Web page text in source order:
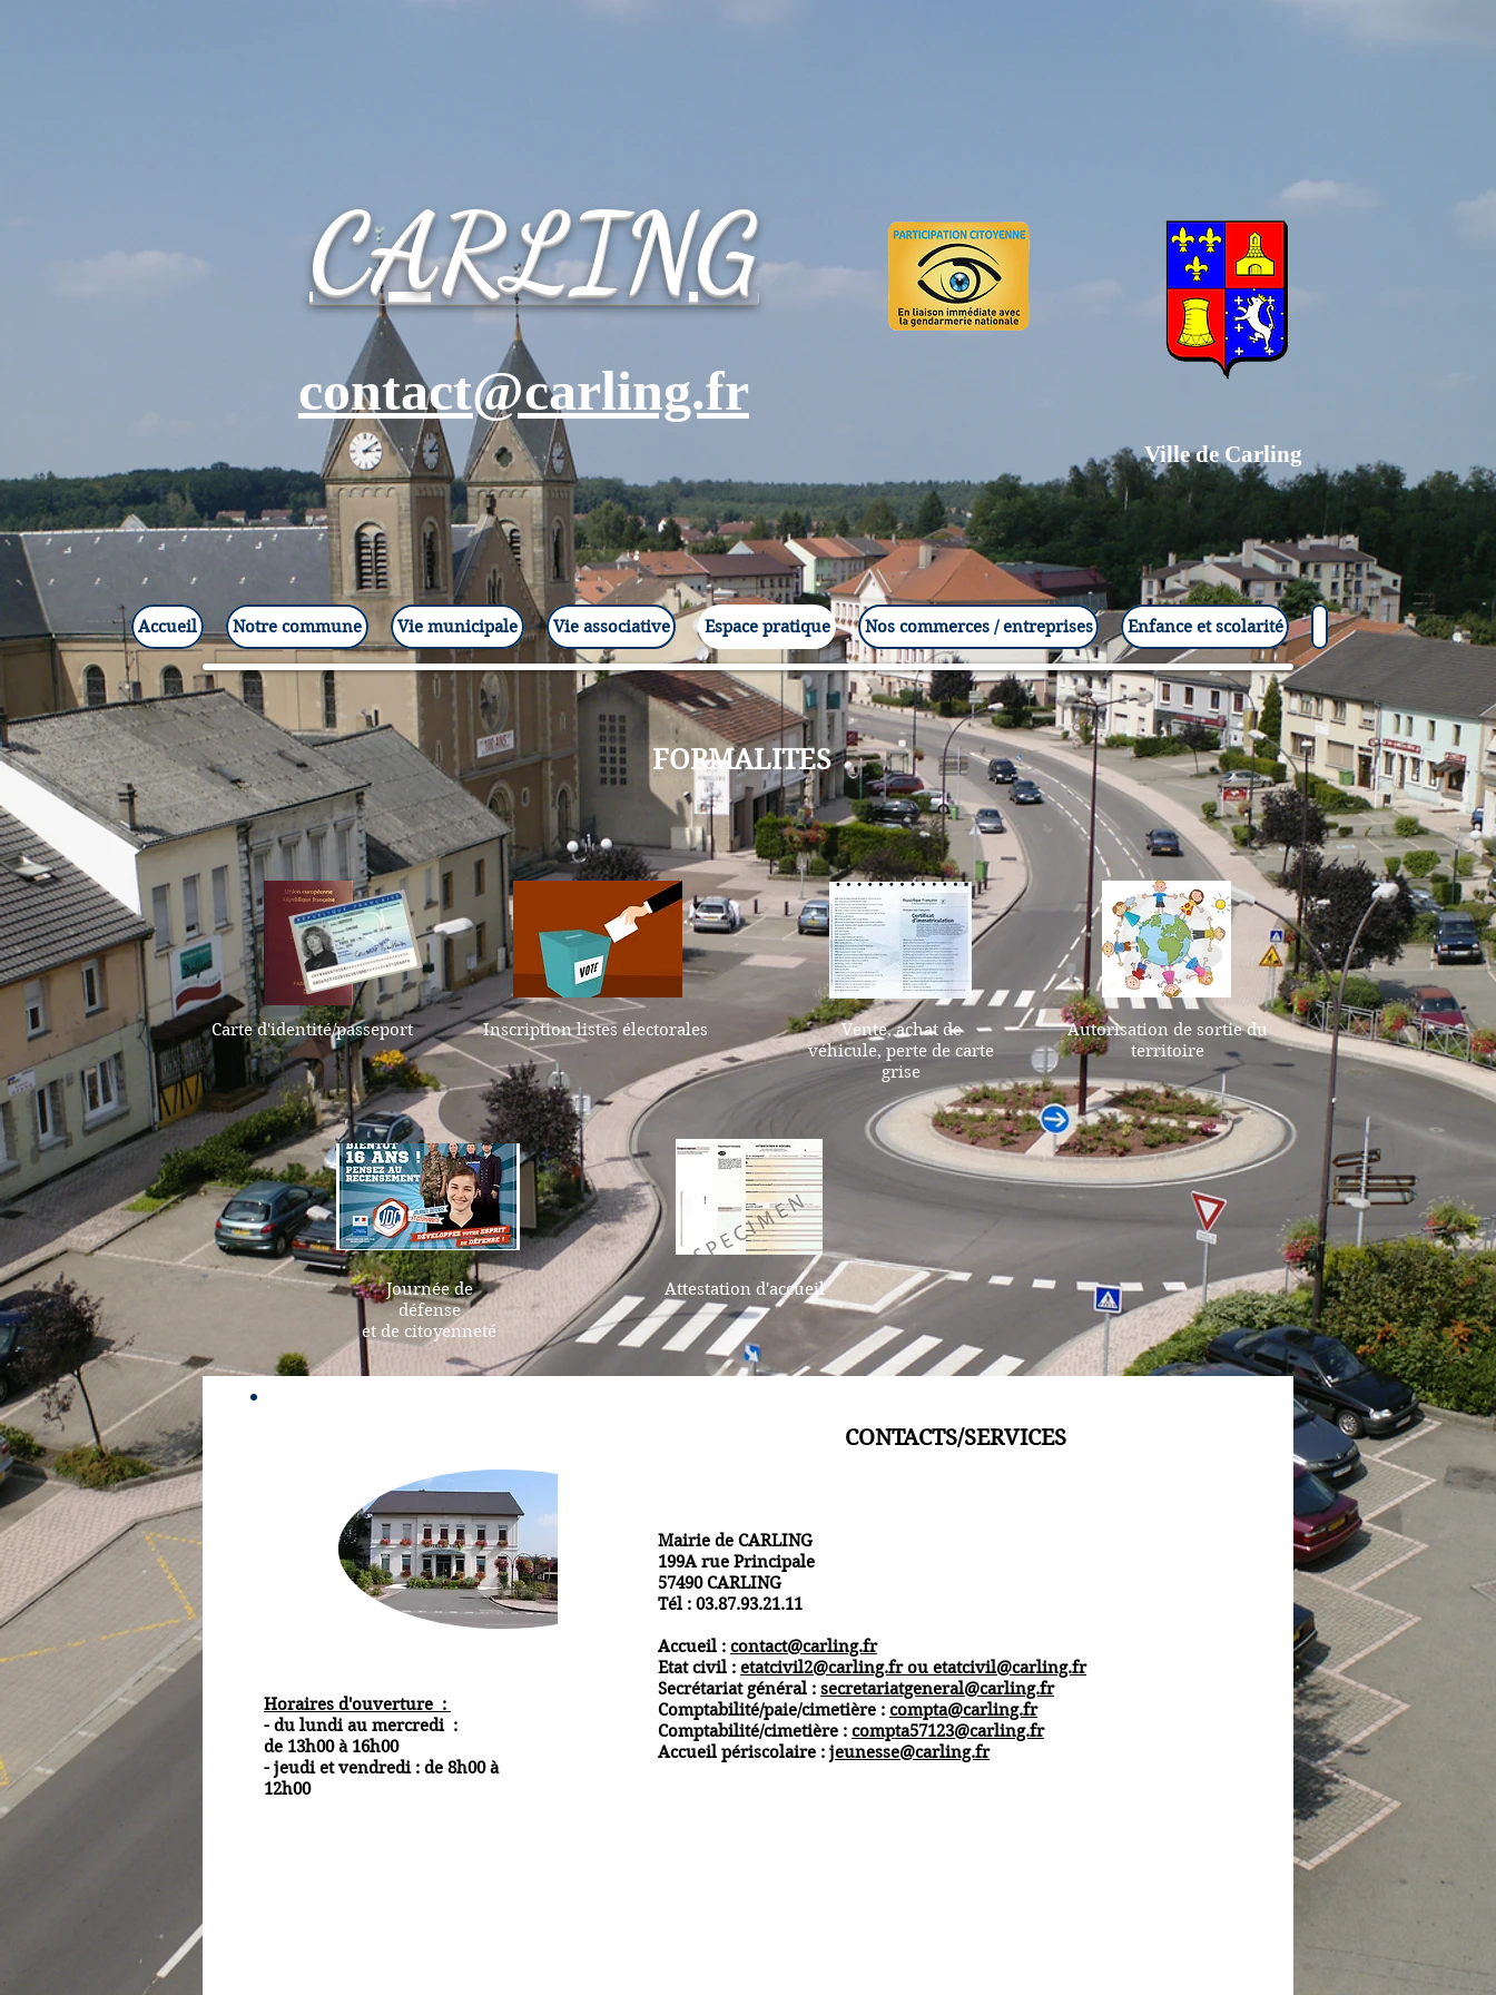
CARLING
contact@carling.fr
Ville de Carling
Accueil Notre commune Vie municipale Vie associative Espace pratique Nos commerces / entreprises Enfance et scolarité
FORMALITES
Carte d'identité/passeport Inscription listes électorales
Vente, achat de
véhicule, perte de carte
grise
Autorisation de sortie du
territoire
Journée de
défense
et de citoyenneté
Attestation d'accueil
Horaires d'ouverture :
- du lundi au mercredi :
de 13h00 à 16h00
- jeudi et vendredi : de 8h00 à
12h00
CONTACTS/SERVICES
Mairie de CARLING
199A rue Principale
57490 CARLING
Tél : 03.87.93.21.11
Accueil : contact@carling.fr
Etat civil : etatcivil2@carling.fr ou etatcivil@carling.fr
Secrétariat général : secretariatgeneral@carling.fr
Comptabilité/paie/cimetière : compta@carling.fr
Comptabilité/cimetière : compta57123@carling.fr
Accueil périscolaire : jeunesse@carling.fr